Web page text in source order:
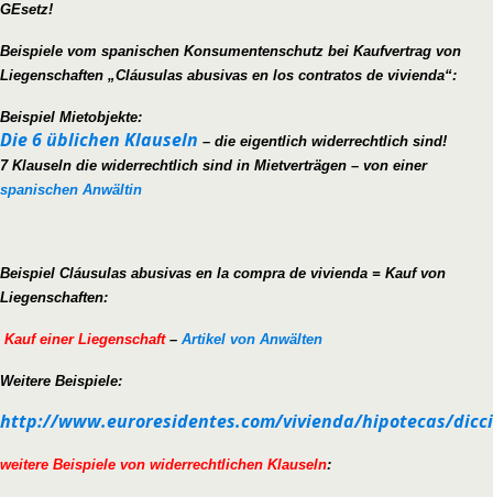
GEsetz!
Beispiele vom spanischen Konsumentenschutz bei Kaufvertrag von
Liegenschaften „Cláusulas abusivas en los contratos de vivienda“:
Beispiel Mietobjekte:
Die 6 üblichen Klauseln – die eigentlich widerrechtlich sind!
7 Klauseln die widerrechtlich sind in Mietverträgen – von einer
spanischen Anwältin
Beispiel Cláusulas abusivas en la compra de vivienda = Kauf von
Liegenschaften:
Kauf einer Liegenschaft– Artikel von Anwälten
Weitere Beispiele:
http://www.euroresidentes.com/vivienda/hipotecas/
weitere Beispiele von widerrechtlichen Klauseln: